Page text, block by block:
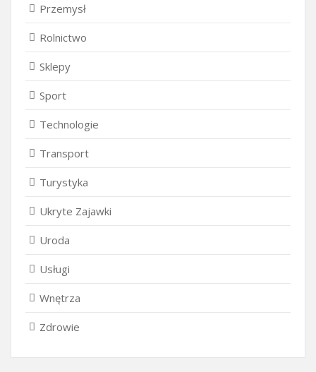
Przemysł
Rolnictwo
Sklepy
Sport
Technologie
Transport
Turystyka
Ukryte Zajawki
Uroda
Usługi
Wnętrza
Zdrowie